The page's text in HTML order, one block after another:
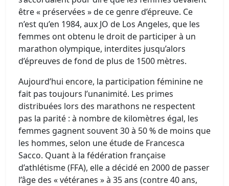
être « préservées » de ce genre d’épreuve. Ce
n’est qu’en 1984, aux JO de Los Angeles, que les
femmes ont obtenu le droit de participer à un
marathon olympique, interdites jusqu’alors
d’épreuves de fond de plus de 1500 mètres.
Aujourd’hui encore, la participation féminine ne
fait pas toujours l’unanimité. Les primes
distribuées lors des marathons ne respectent
pas la parité : à nombre de kilomètres égal, les
femmes gagnent souvent 30 à 50 % de moins que
les hommes, selon une étude de Francesca
Sacco. Quant à la fédération française
d’athlétisme (FFA), elle a décidé en 2000 de passer
l’âge des « vétéranes » à 35 ans (contre 40 ans,